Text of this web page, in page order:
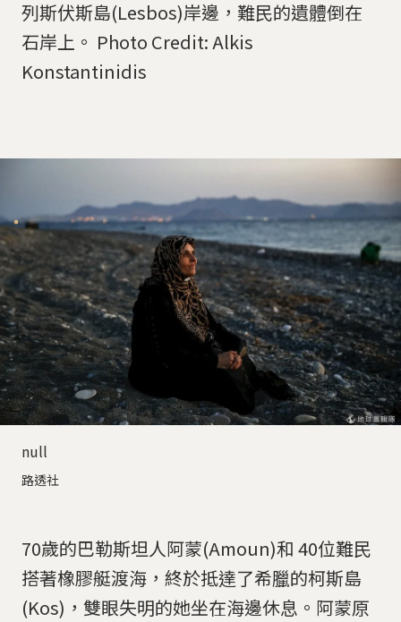
列斯伏斯島(Lesbos)岸邊，難民的遺體倒在
石岸上。 Photo Credit: Alkis
Konstantinidis
null
路透社
70歲的巴勒斯坦人阿蒙(Amoun)和 40位難民
搭著橡膠艇渡海，終於抵達了希臘的柯斯島
(Kos)，雙眼失明的她坐在海邊休息。阿蒙原